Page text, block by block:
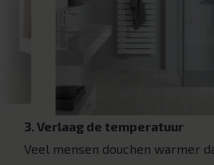
3. Verlaag de temperatuur
Veel mensen douchen warmer